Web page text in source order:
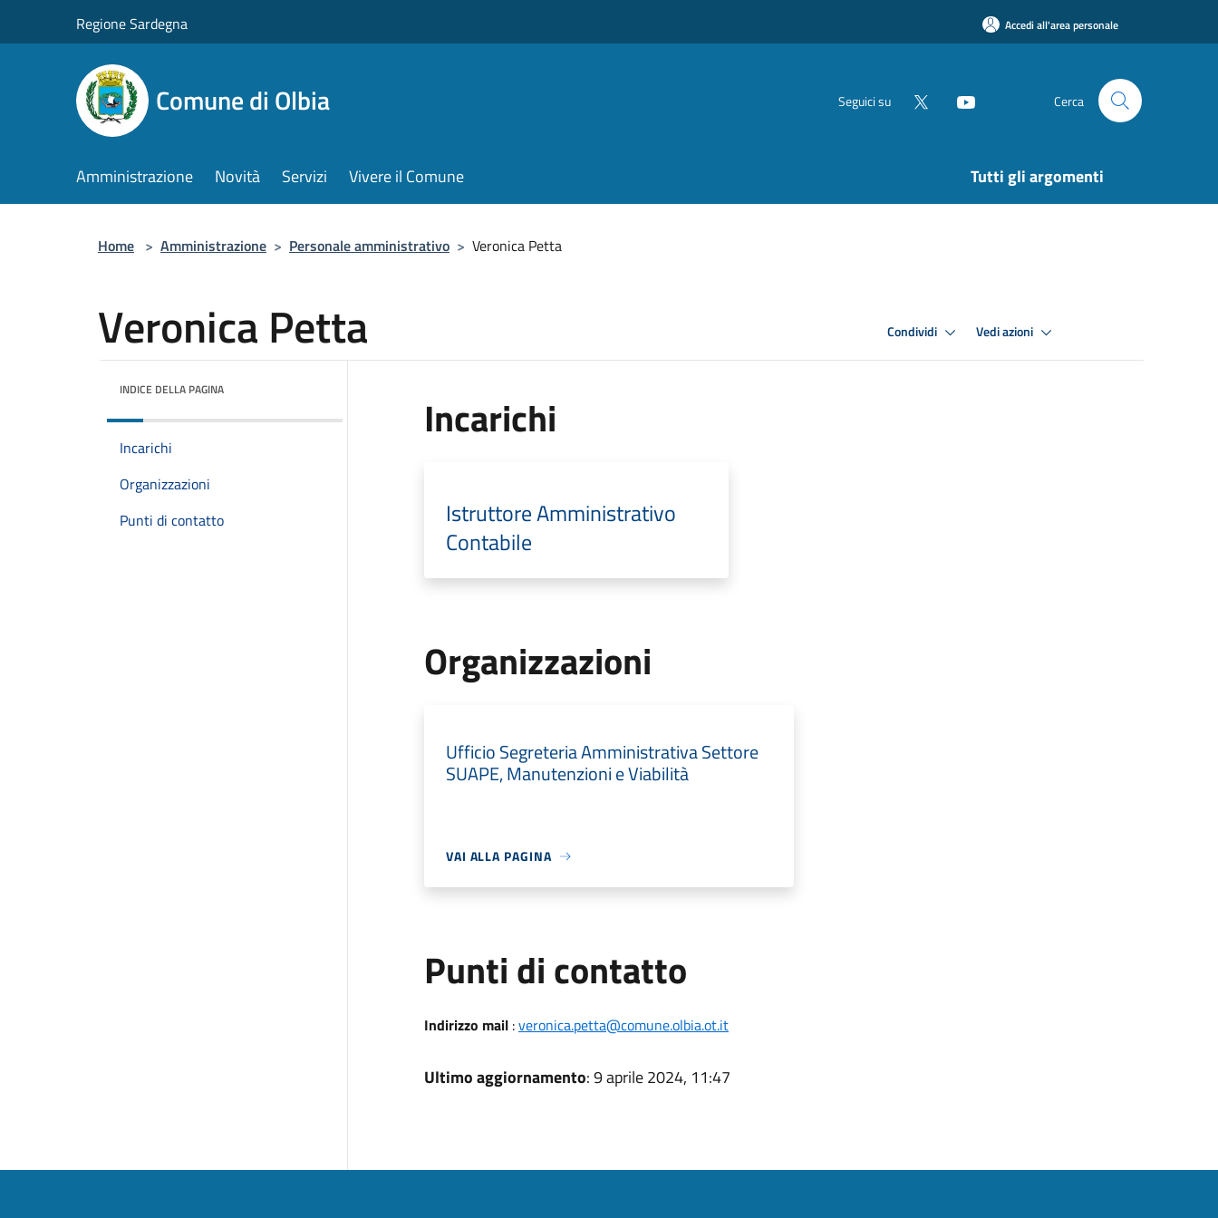
Regione Sardegna Accedi all'area personale
Comune di Olbia Seguici su Cerca
Amministrazione Novità Servizi Vivere il Comune Tutti gli argomenti
Home > Amministrazione > Personale amministrativo > Veronica Petta
Veronica Petta Condividi Vedi azioni
INDICE DELLA PAGINA
Incarichi
Organizzazioni
Punti di contatto
Incarichi
Istruttore Amministrativo
Contabile
Organizzazioni
Ufficio Segreteria Amministrativa Settore
SUAPE, Manutenzioni e Viabilità
VAI ALLA PAGINA
Punti di contatto
Indirizzo mail:veronica.petta@comune.olbia.ot.it
Ultimo aggiornamento: 9 aprile 2024, 11:47